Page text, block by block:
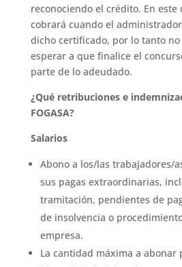
reconociendo el crédito. En este
cobrará cuando el
dicho certificado, por lo tanto no
esperar a que finalice el
parte de lo adeudado.
¿Qué retribuciones e
FOGASA?
Salarios
Abono a los/las trabajadores/
sus pagas extraordinarias,
tramitación, pendientes de
de insolvencia o
empresa.
La cantidad máxima a abonar